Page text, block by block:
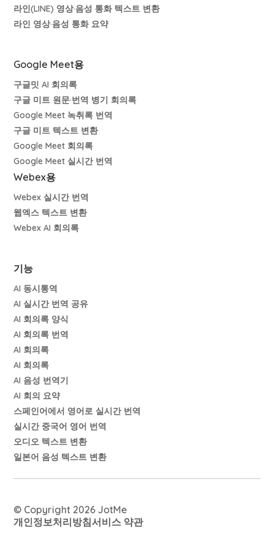
라인(LINE) 영상·음성 통화 텍스트 변환
라인 영상·음성 통화 요약
Google Meet용
구글밋 AI 회의록
구글 미트 원문·번역 병기 회의록
Google Meet 녹취록 번역
구글 미트 텍스트 변환
Google Meet 회의록
Google Meet 실시간 번역
Webex용
Webex 실시간 번역
웹엑스 텍스트 변환
Webex AI 회의록
기능
AI 동시통역
AI 실시간 번역 공유
AI 회의록 양식
AI 회의록 번역
AI 회의록
AI 회의록
AI 음성 번역기
AI 회의 요약
스페인어에서 영어로 실시간 번역
실시간 중국어 영어 번역
오디오 텍스트 변환
일본어 음성 텍스트 변환
© Copyright 2026 JotMe
개인정보처리방침서비스 약관